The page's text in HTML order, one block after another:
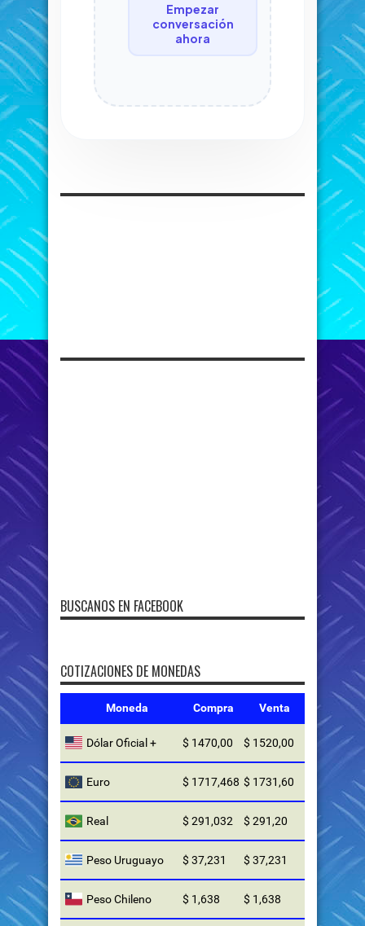
Empezar
conversación
ahora
BUSCANOS EN FACEBOOK
COTIZACIONES DE MONEDAS
Moneda Compra Venta
Dólar Oficial + $ 1470,00 $ 1520,00
Euro $ 1717,468 $ 1731,60
Real $ 291,032 $ 291,20
Peso Uruguayo $ 37,231 $ 37,231
Peso Chileno $ 1,638 $ 1,638